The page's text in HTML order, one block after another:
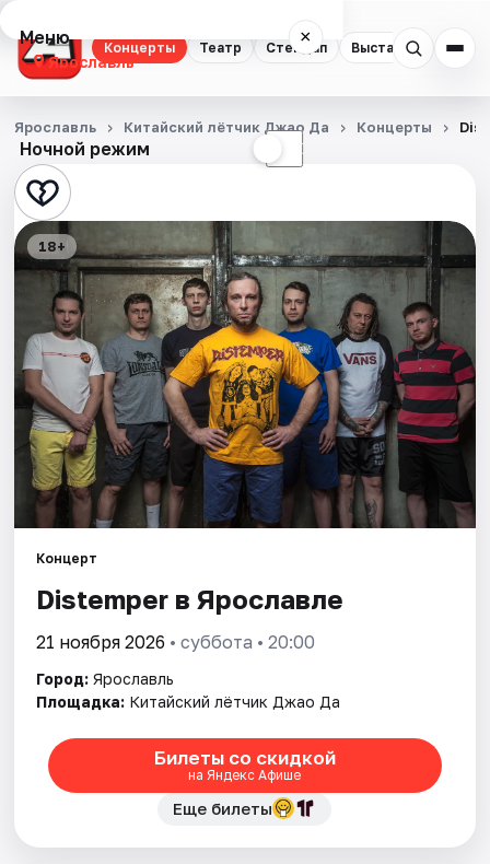
Концерты Театр Стендап Выставки
Меню ×
Ярославль
Концерты
Театр
Стендап
Выставки
Квесты
Экскурсии
События
Города
Артисты
Рейтинги
Ночной режим ☾
Ярославль Китайский лётчик Джао Да Концерты
18+
Концерт
Distemper в Ярославле
21 ноября 2026 • суббота • 20:00
Город: Ярославль
Площадка: Китайский лётчик Джао Да
Билеты со скидкой
на Яндекс Афише
Еще билеты